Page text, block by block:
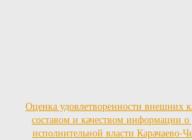
Оценка удовлетворенности внешних
составом и качеством информации о
исполнительной власти Карачаево-